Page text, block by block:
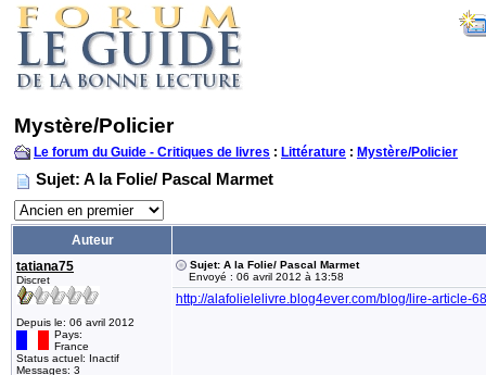
Mystère/Policier
Le forum du Guide - Critiques de livres : Littérature : Mystère/Policier
Sujet: A la Folie/ Pascal Marmet
Auteur
tatiana75
Discret
Depuis le: 06 avril 2012
Pays:
France
Status actuel: Inactif
Messages: 3
Sujet: A la Folie/ Pascal Marmet
Envoyé : 06 avril 2012 à 13:58
http://alafolielelivre.blog4ever.com/blog/lire-article-